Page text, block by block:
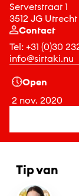
Servetstraat 1
3512 JG Utrecht
Contact
Tel: +31 (0)30
info@sirtaki.nu
Open
2 nov. 2020
Tip van